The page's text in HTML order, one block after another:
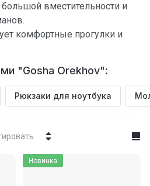
вместительности и
комфортные прогулки и
"Gosha Orekhov":
Рюкзаки для ноутбука
Новинка